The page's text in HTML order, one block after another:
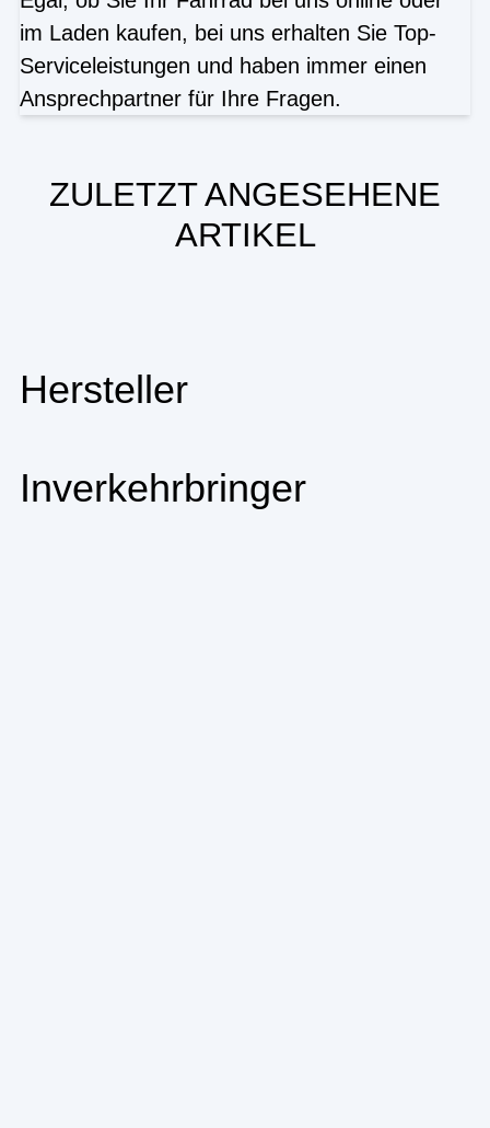
im Laden kaufen, bei uns erhalten Sie Top-
Serviceleistungen und haben immer einen
Ansprechpartner für Ihre Fragen.
ZULETZT ANGESEHENE
ARTIKEL
Hersteller
Inverkehrbringer